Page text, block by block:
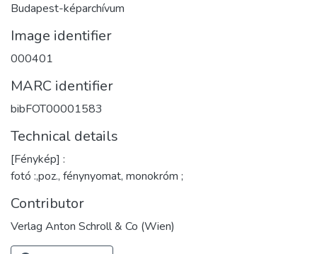
Budapest-képarchívum
Image identifier
000401
MARC identifier
bibFOT00001583
Technical details
[Fénykép] :
fotó :,poz., fénynyomat, monokróm ;
Contributor
Verlag Anton Schroll & Co (Wien)